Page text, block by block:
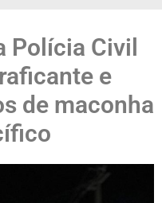
Polícia Civil
e
de maconha